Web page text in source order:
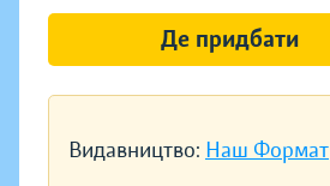
Видавництво: Наш Формат
Де придбати